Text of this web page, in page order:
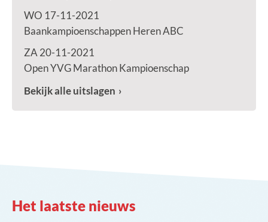
WO 17-11-2021
Baankampioenschappen Heren ABC
ZA 20-11-2021
Open YVG Marathon Kampioenschap
Bekijk alle uitslagen
Het laatste nieuws